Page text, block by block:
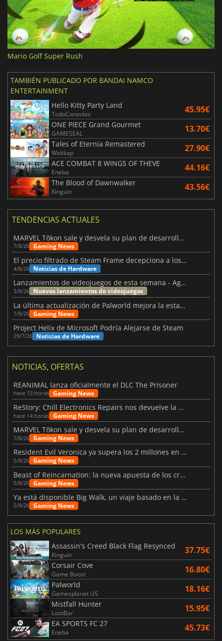
Mario Golf Super Rush
TAMBIÉN PUBLICADO POR BANDAI NAMCO
ENTERTAINMENT
Hello Kitty Party Land
TodoConsolas 45.95€
ONE PIECE Grand Gourmet
GAMESEAL 13.70€
Tales of Eternia Remastered
Wakkap 27.90€
ACE COMBAT 8 WINGS OF THEVE
Eneba 44.16€
The Blood of Dawnwalker
Kinguin 43.56€
TENDENCIAS ACTUALES
MARVEL Tōkon sale y desvela su plan de desarrollo para el primer año
7/8/26 Gaming News
El precio filtrado de Steam Frame decepciona a los usuarios
4/8/26 Noticias de Hardware
Lanzamientos de videojuegos de esta semana - Agosto de 2026 (semana 32)
3/8/26 Nuevos lanzamientos de videojuegos
La última actualización de Palworld mejora la estabilidad
1/8/26 Gaming News
Project Helix de Microsoft Podría Alejarse de Steam
29/7/26 Noticias de Hardware
NOTICIAS, OFERTAS
REANIMAL lanza oficialmente el DLC The Prisoner
hace 13 horas Gaming News
ReStory: Chill Electronics Repairs nos devuelve la nostalgia de los 2000
hace 14 horas Gaming News
MARVEL Tōkon sale y desvela su plan de desarrollo para el primer año
7/8/26 Gaming News
Resident Evil Veronica ya supera los 2 millones en listas de deseados
5/8/26 Gaming News
Beast of Reincarnation: la nueva apuesta de los creadores de Pokémon
5/8/26 Gaming News
Ya está disponible Big Walk, un viaje basado en la amistad
5/8/26 Gaming News
LOS MÁS POPULARES
Assassin's Creed Black Flag Resynced
Kinguin 37.75€
Corsair Cove
Game Boost 16.80€
Palworld
Gamesplanet US 18.16€
Mistfall Hunter
LootBar 15.95€
EA SPORTS FC 27
Eneba 45.73€